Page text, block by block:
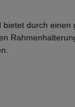
durch einen